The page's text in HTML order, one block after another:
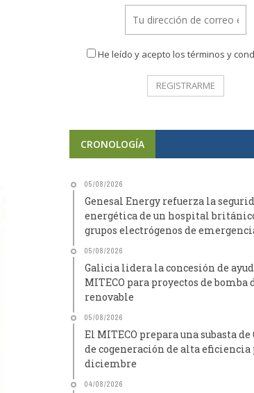
He leído y acepto los términos y
CRONOLOGÍA
05/08/2026
Genesal Energy refuerza la
energética de un hospital
grupos electrógenos de
05/08/2026
Galicia lidera la concesión de
MITECO para proyectos de bomba
renovable
05/08/2026
El MITECO prepara una subasta de
de cogeneración de alta eficiencia
diciembre
04/08/2026